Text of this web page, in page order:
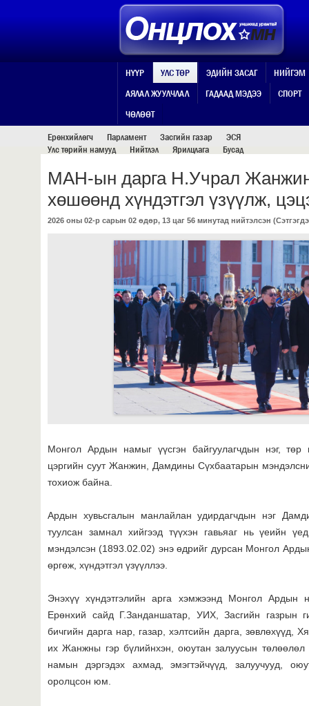
УЛС ТӨР
НҮҮР УЛС ТӨР ЭДИЙН ЗАСАГ
НИЙГЭМ
АЯЛАЛ ЖУУЛЧЛАЛ
ГАДААД МЭДЭЭ
СПОРТ
ЧӨЛӨӨТ
Ерөнхийлөгч
Парламент Засгийн газар
ЭСЯ
Улс төрийн намууд
Нийтлэл Ярилцлага Бусад
МАН-ын дарга Н.Учрал
хөшөөнд хүндэтгэл үзүүлж,
2026 оны 02-р сарын 02 өдөр, 13 цаг 56 минутад нийтэлсэн (
Монгол Ардын намыг үүсгэн байгуулагчдын нэг, төр
цэргийн суут Жанжин, Дамдины Сүхбаатарын
тохиож байна.
Ардын хувьсгалын манлайлан удирдагчдын нэг
туулсан замнал хийгээд түүхэн гавьяаг нь үеийн
мэндэлсэн (1893.02.02) энэ өдрийг дурсан Монгол
өргөж, хүндэтгэл үзүүллээ.
Энэхүү хүндэтгэлийн арга хэмжээнд Монгол
Ерөнхий сайд Г.Занданшатар, УИХ, Засгийн
бичгийн дарга нар, газар, хэлтсийн дарга, зөвлөхүүд,
их Жанжны гэр бүлийнхэн, оюутан залуусын
намын дэргэдэх ахмад, эмэгтэйчүүд, залуучууд,
оролцсон юм.